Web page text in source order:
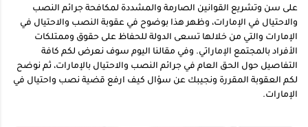
على سن وتشريع القوانين الصارمة والمشددة لمكافحة جرائم النصب
والاحتيال في الإمارات، وظهر هذا بوضوح في عقوبة النصب والاحتيال في
الإمارات والتي من خلالها تسعى الدولة للحفاظ على حقوق وممتلكات
الأفراد بالمجتمع الإماراتي. وفي مقالنا اليوم سوف نعرض لكم كافة
التفاصيل حول الحق العام في جرائم النصب والاحتيال بالإمارات، ثم نوضح
لكم العقوبة المقررة ونجيبك عن سؤال كيف ارفع قضية نصب واحتيال في
الإمارات.